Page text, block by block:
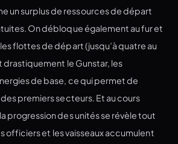
un surplus de ressources de départ
On débloque également au fur et
flottes de départ (jusqu’à quatre au
le Gunstar, les
de base, ce qui permet de
premiers secteurs. Et au cours
progression des unités se révèle tout
officiers et les vaisseaux accumulent